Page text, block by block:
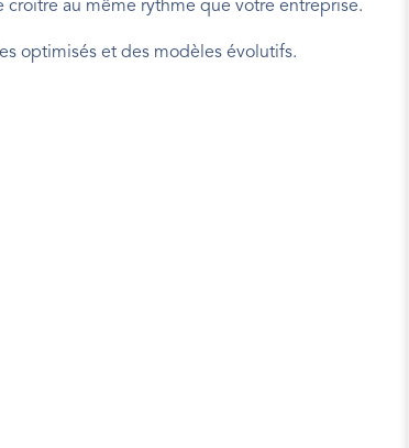
au même rythme que votre entreprise.
optimisés et des modèles évolutifs.